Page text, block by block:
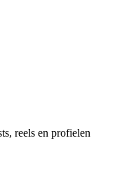
reels en profielen